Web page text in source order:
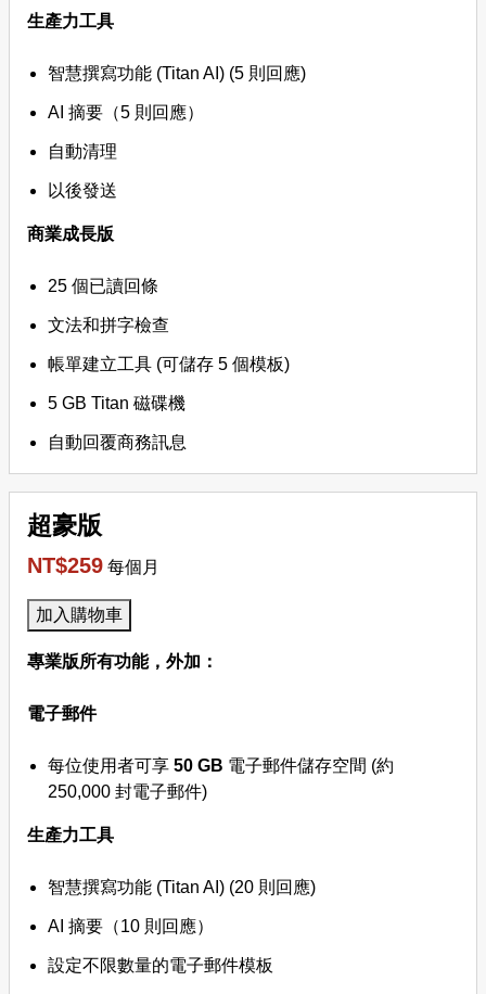
生產力工具
智慧撰寫功能 (Titan AI) (5 則回應)
AI 摘要（5 則回應）
自動清理
以後發送
商業成長版
25 個已讀回條
文法和拼字檢查
帳單建立工具 (可儲存 5 個模板)
5 GB Titan 磁碟機
自動回覆商務訊息
超豪版
NT$259 每個月
加入購物車
專業版所有功能，外加：
電子郵件
每位使用者可享50 GB 電子郵件儲存空間 (約
250,000 封電子郵件)
生產力工具
智慧撰寫功能 (Titan AI) (20 則回應)
AI 摘要（10 則回應）
設定不限數量的電子郵件模板